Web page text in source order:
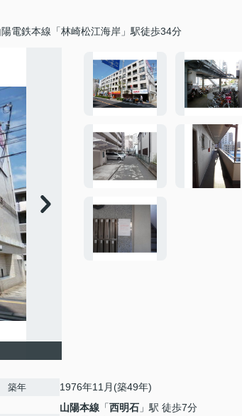
陽電鉄本線「林崎松江海岸」駅徒歩34分
築年 1976年11月(築49年)
山陽本線 「西明石 」駅 徒歩7分